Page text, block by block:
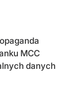
MCC
danych